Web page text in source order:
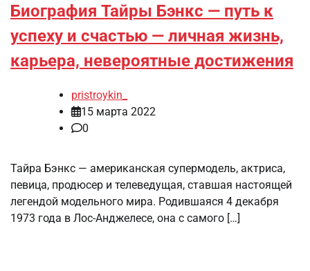
Биография Тайры Бэнкс — путь к
успеху и счастью — личная жизнь,
карьера, невероятные достижения
pristroykin_
15 марта 2022
0
Тайра Бэнкс — американская супермодель, актриса,
певица, продюсер и телеведущая, ставшая настоящей
легендой модельного мира. Родившаяся 4 декабря
1973 года в Лос-Анджелесе, она с самого […]